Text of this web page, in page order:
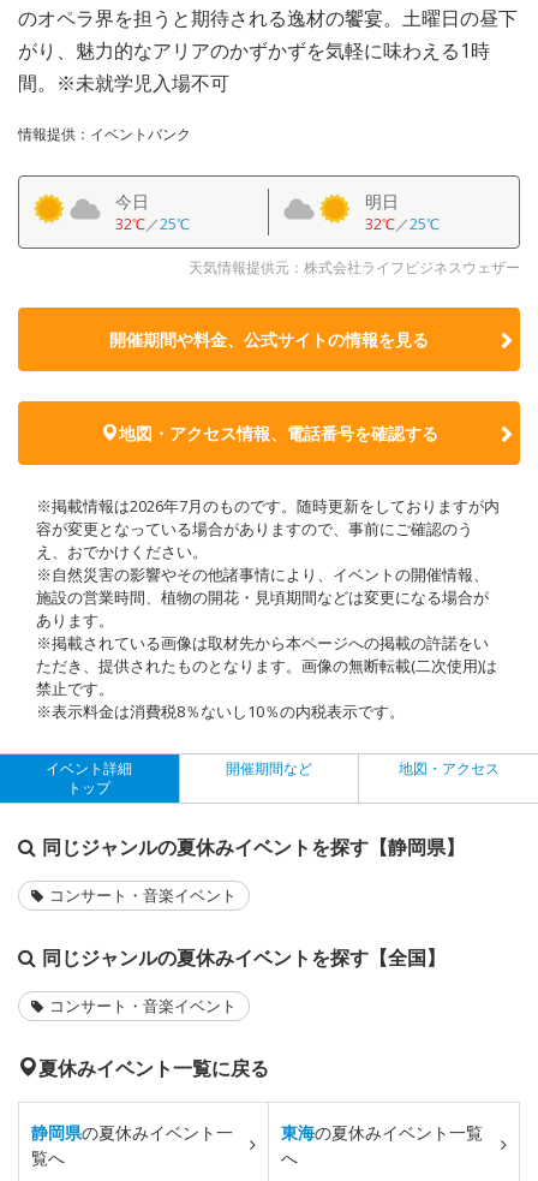
のオペラ界を担うと期待される逸材の饗宴。土曜日の昼下
がり、魅力的なアリアのかずかずを気軽に味わえる1時
間。※未就学児入場不可
情報提供：イベントバンク
今日
32℃／25℃
明日
32℃／25℃
天気情報提供元：株式会社ライフビジネスウェザー
開催期間や料金、公式サイトの情報を見る
地図・アクセス情報、電話番号を確認する
※掲載情報は2026年7月のものです。随時更新をしておりますが内
容が変更となっている場合がありますので、事前にご確認のう
え、おでかけください。
※自然災害の影響やその他諸事情により、イベントの開催情報、
施設の営業時間、植物の開花・見頃期間などは変更になる場合が
あります。
※掲載されている画像は取材先から本ページへの掲載の許諾をい
ただき、提供されたものとなります。画像の無断転載(二次使用)は
禁止です。
※表示料金は消費税8％ないし10％の内税表示です。
イベント詳細
トップ
開催期間など 地図・アクセス
同じジャンルの夏休みイベントを探す【静岡県】
コンサート・音楽イベント
同じジャンルの夏休みイベントを探す【全国】
コンサート・音楽イベント
夏休みイベント一覧に戻る
静岡県の夏休みイベント一
覧へ
東海の夏休みイベント一覧
へ